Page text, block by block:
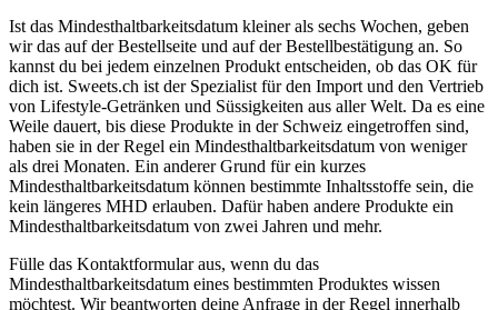
Ist das Mindesthaltbarkeitsdatum kleiner als sechs Wochen, geben
wir das auf der Bestellseite und auf der Bestellbestätigung an. So
kannst du bei jedem einzelnen Produkt entscheiden, ob das OK für
dich ist. Sweets.ch ist der Spezialist für den Import und den Vertrieb
von Lifestyle-Getränken und Süssigkeiten aus aller Welt. Da es eine
Weile dauert, bis diese Produkte in der Schweiz eingetroffen sind,
haben sie in der Regel ein Mindesthaltbarkeitsdatum von weniger
als drei Monaten. Ein anderer Grund für ein kurzes
Mindesthaltbarkeitsdatum können bestimmte Inhaltsstoffe sein, die
kein längeres MHD erlauben. Dafür haben andere Produkte ein
Mindesthaltbarkeitsdatum von zwei Jahren und mehr.
Fülle das Kontaktformular aus, wenn du das
Mindesthaltbarkeitsdatum eines bestimmten Produktes wissen
möchtest. Wir beantworten deine Anfrage in der Regel innerhalb